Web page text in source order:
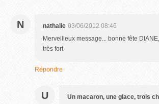
N nathalie 03/06/2012 08:46
Merveilleux message... bonne fête
très fort
Répondre
U Un macaron, une glace, trois